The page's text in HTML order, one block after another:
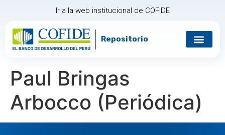
Ir a la web institucional de COFIDE
Repositorio
Paul Bringas
Arbocco (Periódica)